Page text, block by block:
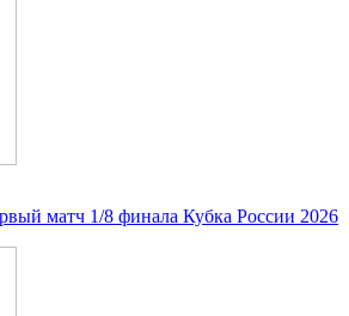
матч 1/8 финала Кубка России 2026